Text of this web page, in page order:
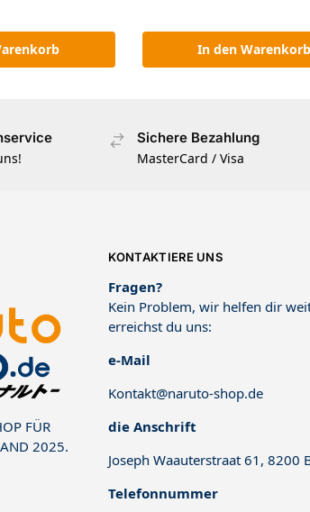
In den Warenkorb
Sichere Bezahlung
MasterCard / Visa
FÜR
2025.
KONTAKTIERE UNS
Fragen?
Kein Problem, wir helfen dir
erreichst du uns:
e-Mail
Kontakt@naruto-shop.de
die Anschrift
Joseph Waauterstraat 61, 8200
Telefonnummer